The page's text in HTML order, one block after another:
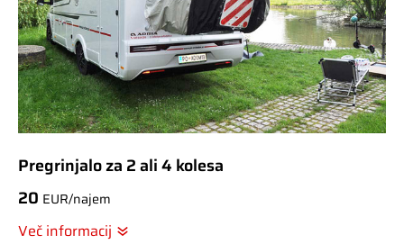
Pregrinjalo za 2 ali 4 kolesa
20 EUR/najem
Več informacij